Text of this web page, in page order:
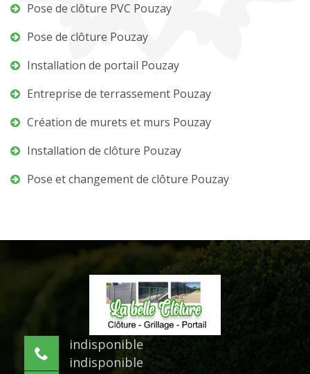
Pose de clôture PVC Pouzay
Pose de clôture Pouzay
Installation de portail Pouzay
Entreprise de terrassement Pouzay
Création de murets et murs Pouzay
Installation de clôture Pouzay
Pose et changement de clôture Pouzay
indisponible
indisponible